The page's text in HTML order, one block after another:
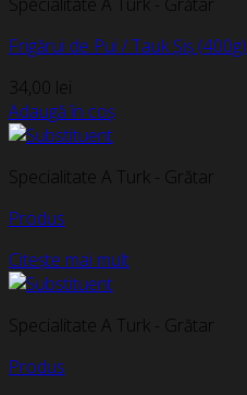
Frigărui de Pui / Tauk Șiș (400g)
34,00 lei
Adaugă în coș
Specialitate A Turk - Grătar
Produs
Citește mai mult
Specialitate A Turk - Grătar
Produs